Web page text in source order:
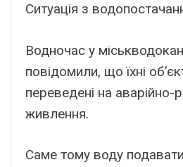
Ситуація з
Водночас у
повідомили, що їхні
переведені на аварійно-
живлення.
Саме тому воду